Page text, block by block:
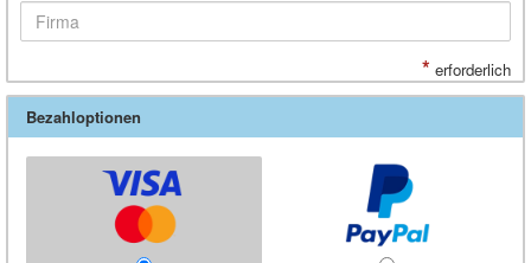
* erforderlich
Bezahloptionen